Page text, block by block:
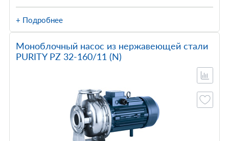
+ Подробнее
Моноблочный насос из нержавеющей стали
PURITY PZ 32-160/11 (N)